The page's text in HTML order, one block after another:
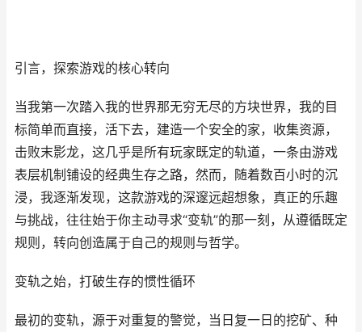
引言，探索游戏的核心转向
当我第一次踏入我的世界那无穷无尽的方块世界，我的目
标简单而直接，活下去，建造一个安全的家，收集资源，
击败末影龙，这几乎是所有玩家既定的轨道，一条由游戏
表层机制铺设的经典生存之路，然而，随着数百小时的沉
浸，我逐渐发现，这款游戏的深邃远超想象，真正的乐趣
与挑战，往往始于你主动寻求“变轨”的那一刻，从遵循既定
规则，转向创造属于自己的规则与哲学。
变轨之始，打破生存的惯性循环
最初的变轨，源于对重复的警觉，当日复一日的挖矿、种